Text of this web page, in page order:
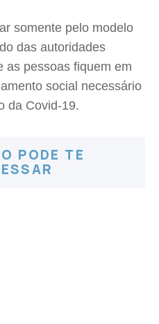
somente pelo modelo
das autoridades
as pessoas fiquem em
social necessário
da Covid-19.
PODE TE